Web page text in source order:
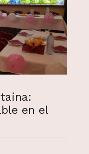
en el